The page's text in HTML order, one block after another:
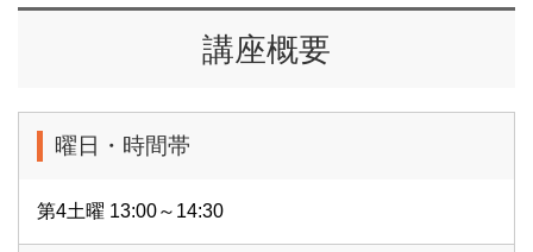
講座概要
曜日・時間帯
第4土曜 13:00～14:30